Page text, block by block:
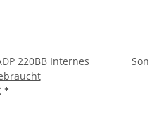
220BB Internes
*
Sony